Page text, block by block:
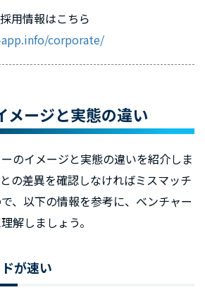
用情報はこちら
corporate/
メージと実態の違い
のイメージと実態の違いを紹介しま
の差異を確認しなければミスマッチ
、以下の情報を参考に、ベンチャー
解しましょう。
が速い